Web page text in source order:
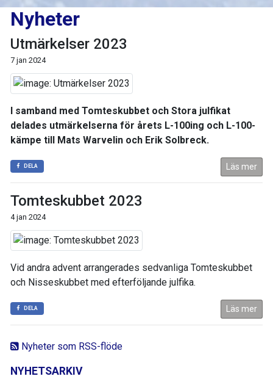
Nyheter som RSS-flöde
NYHETSARKIV
Nyheter
Utmärkelser 2023
7 jan 2024
I samband med Tomteskubbet och Stora julfikat
delades utmärkelserna för årets L-100ing och L-100-
kämpe till Mats Warvelin och Erik Solbreck.
DELA Läs mer
Tomteskubbet 2023
4 jan 2024
Vid andra advent arrangerades sedvanliga Tomteskubbet
och Nisseskubbet med efterföljande julfika.
DELA Läs mer